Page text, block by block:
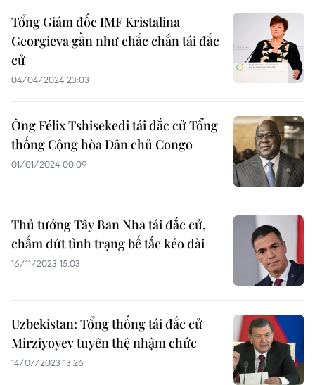
Tổng Giám đốc IMF Kristalina
Georgieva gần như chắc chắn tái đắc
cử
04/04/2024 23:03
Ông Félix Tshisekedi tái đắc cử Tổng
thống Cộng hòa Dân chủ Congo
01/01/2024 00:09
Thủ tướng Tây Ban Nha tái đắc cử,
chấm dứt tình trạng bế tắc kéo dài
16/11/2023 15:03
Uzbekistan: Tổng thống tái đắc cử
Mirziyoyev tuyên thệ nhậm chức
14/07/2023 13:26